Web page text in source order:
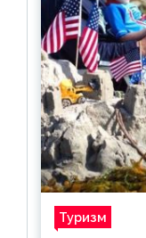
Туризм